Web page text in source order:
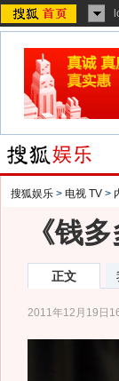
搜狐娱乐 > 电视 TV >
《钱
正文
2011年12月19日